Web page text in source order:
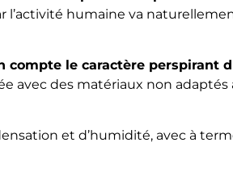
l’activité humaine va
compte le caractère perspirant
avec des matériaux non adaptés
et d’humidité, avec à